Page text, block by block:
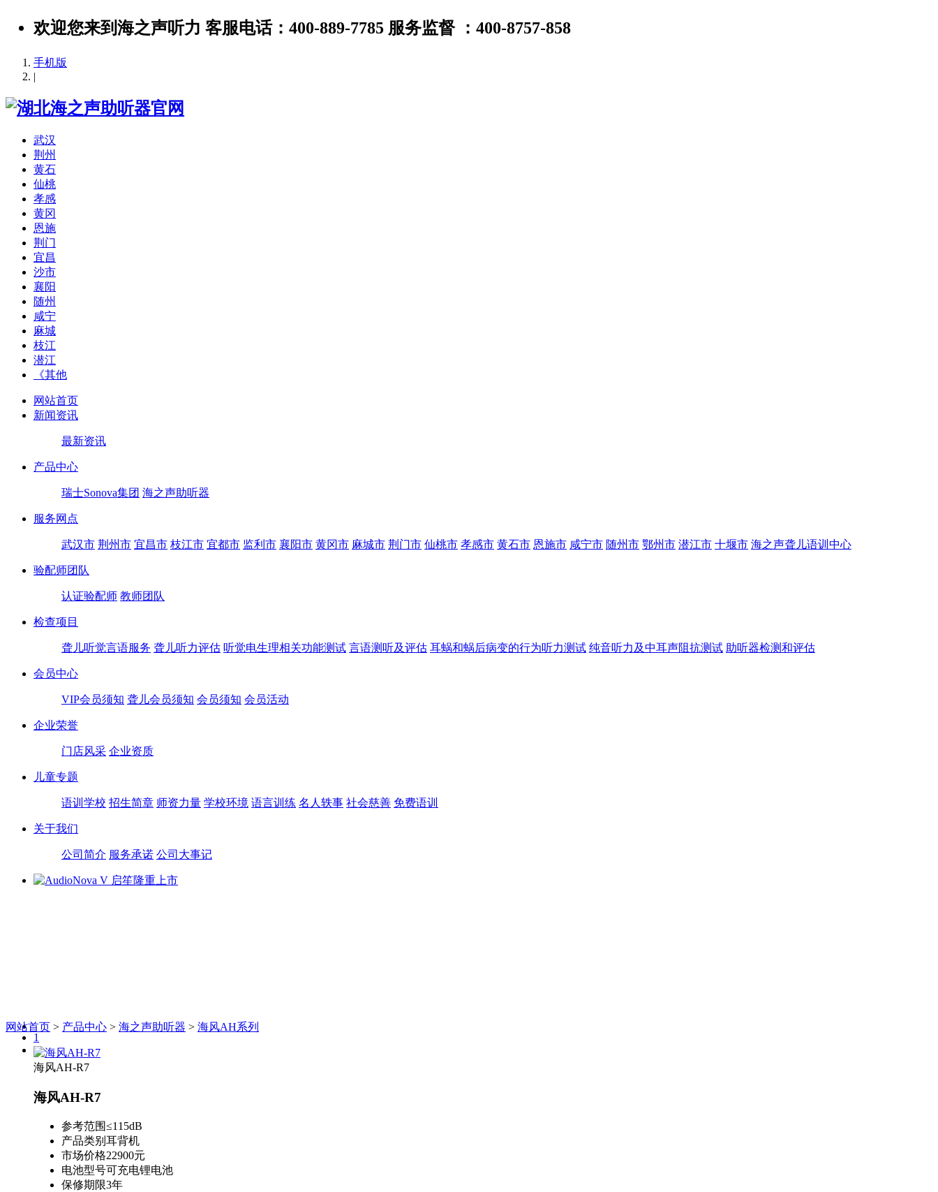
欢迎您来到海之声听力 客服电话：400-889-7785 服务监督 ：400-8757-858
手机版
|
武汉
荆州
黄石
仙桃
孝感
黄冈
恩施
荆门
宜昌
沙市
襄阳
随州
咸宁
麻城
枝江
潜江
《其他
网站首页
新闻资讯
最新资讯
产品中心
瑞士Sonova集团 海之声助听器
服务网点
武汉市 荆州市 宜昌市 枝江市 宜都市 监利市 襄阳市 黄冈市 麻城市 荆门市 仙桃市 孝感市 黄石市 恩施市 咸宁市 随州市 鄂州市 潜江市 十堰市 海之声聋儿语训中心
验配师团队
认证验配师 教师团队
检查项目
聋儿听觉言语服务 聋儿听力评估 听觉电生理相关功能测试 言语测听及评估 耳蜗和蜗后病变的行为听力测试 纯音听力及中耳声阻抗测试 助听器检测和评估
会员中心
VIP会员须知 聋儿会员须知 会员须知 会员活动
企业荣誉
门店风采 企业资质
儿童专题
语训学校 招生简章 师资力量 学校环境 语言训练 名人轶事 社会慈善 免费语训
关于我们
公司简介 服务承诺 公司大事记
1
2
网站首页 > 产品中心 > 海之声助听器 > 海风AH系列
海风AH-R7
海风AH-R7
参考范围≤115dB
产品类别 耳背机
市场价格22900元
电池型号可充电锂电池
保修期限3年